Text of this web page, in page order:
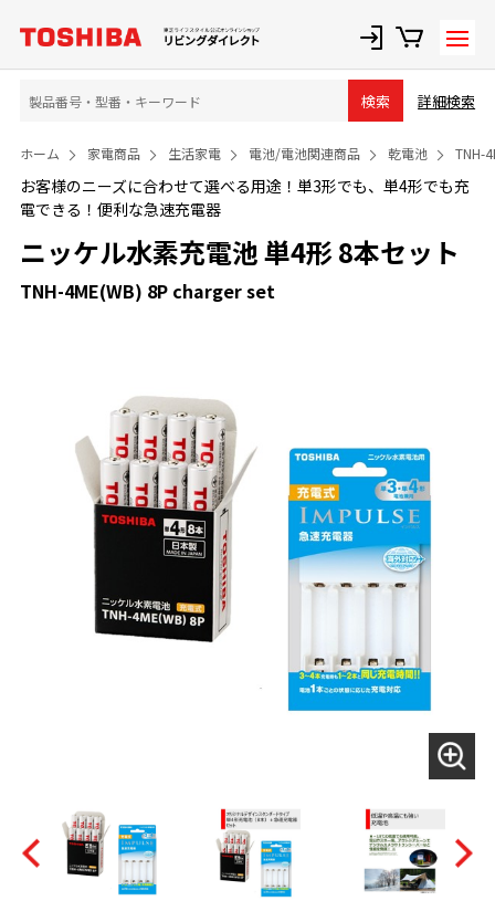
検索 詳細検索
ホーム 家電商品 生活家電 電池/電池関連商品 乾電池 TNH-
お客様のニーズに合わせて選べる用途！単3形でも、単4形でも充
電できる！便利な急速充電器
ニッケル水素充電池 単4形 8本セット
TNH-4ME(WB) 8P charger set